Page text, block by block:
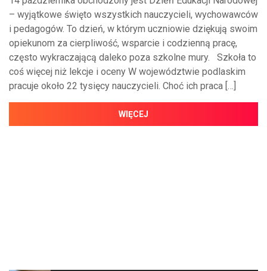
– wyjątkowe święto wszystkich nauczycieli, wychowawców
i pedagogów. To dzień, w którym uczniowie dziękują swoim
opiekunom za cierpliwość, wsparcie i codzienną pracę,
często wykraczającą daleko poza szkolne mury. Szkoła to
coś więcej niż lekcje i oceny W województwie podlaskim
pracuje około 22 tysięcy nauczycieli. Choć ich praca […]
WIĘCEJ